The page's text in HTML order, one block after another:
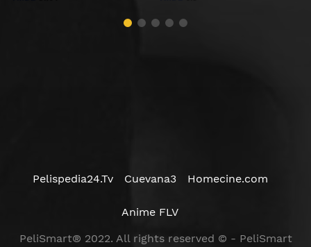
Pelispedia24.Tv Cuevana3 Homecine.com
Anime FLV
PeliSmart® 2022. All rights reserved © - PeliSmart